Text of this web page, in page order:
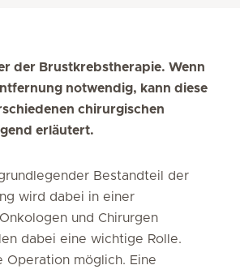
der Brustkrebstherapie. Wenn
notwendig, kann diese
chirurgischen
erläutert.
Bestandteil der
wird dabei in einer
und Chirurgen
dabei eine wichtige Rolle.
Operation möglich. Eine